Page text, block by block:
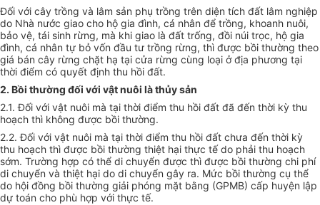
Đối với cây trồng và lâm sản phụ trồng trên diện tích đất lâm nghiệp
do Nhà nước giao cho hộ gia đình, cá nhân để trồng, khoanh nuôi,
bảo vệ, tái sinh rừng, mà khi giao là đất trống, đồi núi trọc, hộ gia
đình, cá nhân tự bỏ vốn đầu tư trồng rừng, thì được bồi thường theo
giá bán cây rừng chặt hạ tại cửa rừng cùng loại ở địa phương tại
thời điểm có quyết định thu hồi đất.
2. Bồi thường đối với vật nuôi là thủy sản
2.1. Đối với vật nuôi mà tại thời điểm thu hồi đất đã đến thời kỳ thu
hoạch thì không được bồi thường.
2.2. Đối với vật nuôi mà tại thời điểm thu hồi đất chưa đến thời kỳ
thu hoạch thì được bồi thường thiệt hại thực tế do phải thu hoạch
sớm. Trường hợp có thể di chuyển được thì được bồi thường chi phí
di chuyển và thiệt hại do di chuyển gây ra. Mức bồi thường cụ thể
do hội đồng bồi thường giải phóng mặt bằng (GPMB) cấp huyện lập
dự toán cho phù hợp với thực tế.